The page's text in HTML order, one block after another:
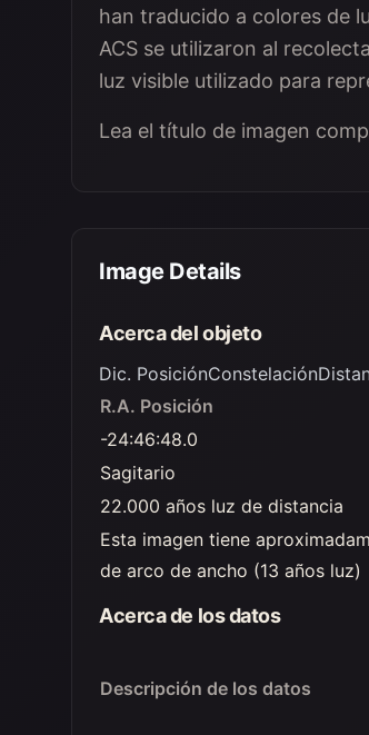
han traducido a colores de
ACS se utilizaron al
luz visible utilizado para
Lea el título de imagen
Image Details
Acerca del objeto
Dic. PosiciónConstelación
R.A. Posición
-24:46:48.0
Sagitario
22.000 años luz de distancia
Esta imagen tiene
de arco de ancho (13 años luz)
Acerca de los datos
Descripción de los datos